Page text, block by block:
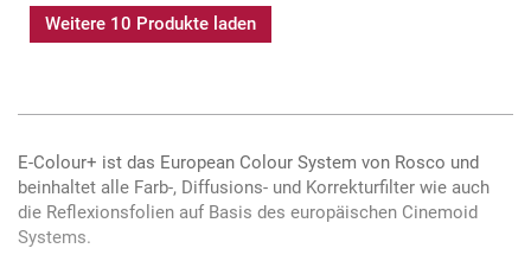
Weitere 10 Produkte laden
E-Colour+ ist das European Colour System von Rosco und
beinhaltet alle Farb-, Diffusions- und Korrekturfilter wie auch
die Reflexionsfolien auf Basis des europäischen Cinemoid
Systems.